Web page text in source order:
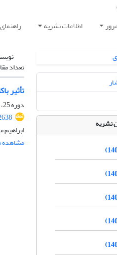
اطلاعات نشریه
تعداد
تأثیر
دوره 25، شماره 2، تابستان 1402، صفحه
مشاهده
نشریه